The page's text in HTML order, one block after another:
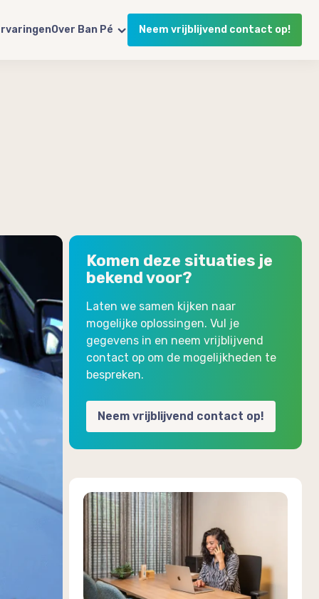
Over Ban Pé Neem vrijblijvend contact op!
Komen deze situaties je
bekend voor?
Laten we samen kijken naar
mogelijke oplossingen. Vul je
gegevens in en neem vrijblijvend
contact op om de mogelijkheden te
bespreken.
Neem vrijblijvend contact op!